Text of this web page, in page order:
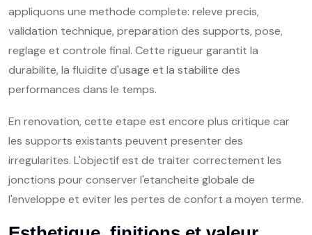
appliquons une methode complete: releve precis,
validation technique, preparation des supports, pose,
reglage et controle final. Cette rigueur garantit la
durabilite, la fluidite d'usage et la stabilite des
performances dans le temps.
En renovation, cette etape est encore plus critique car
les supports existants peuvent presenter des
irregularites. L'objectif est de traiter correctement les
jonctions pour conserver l'etancheite globale de
l'enveloppe et eviter les pertes de confort a moyen terme.